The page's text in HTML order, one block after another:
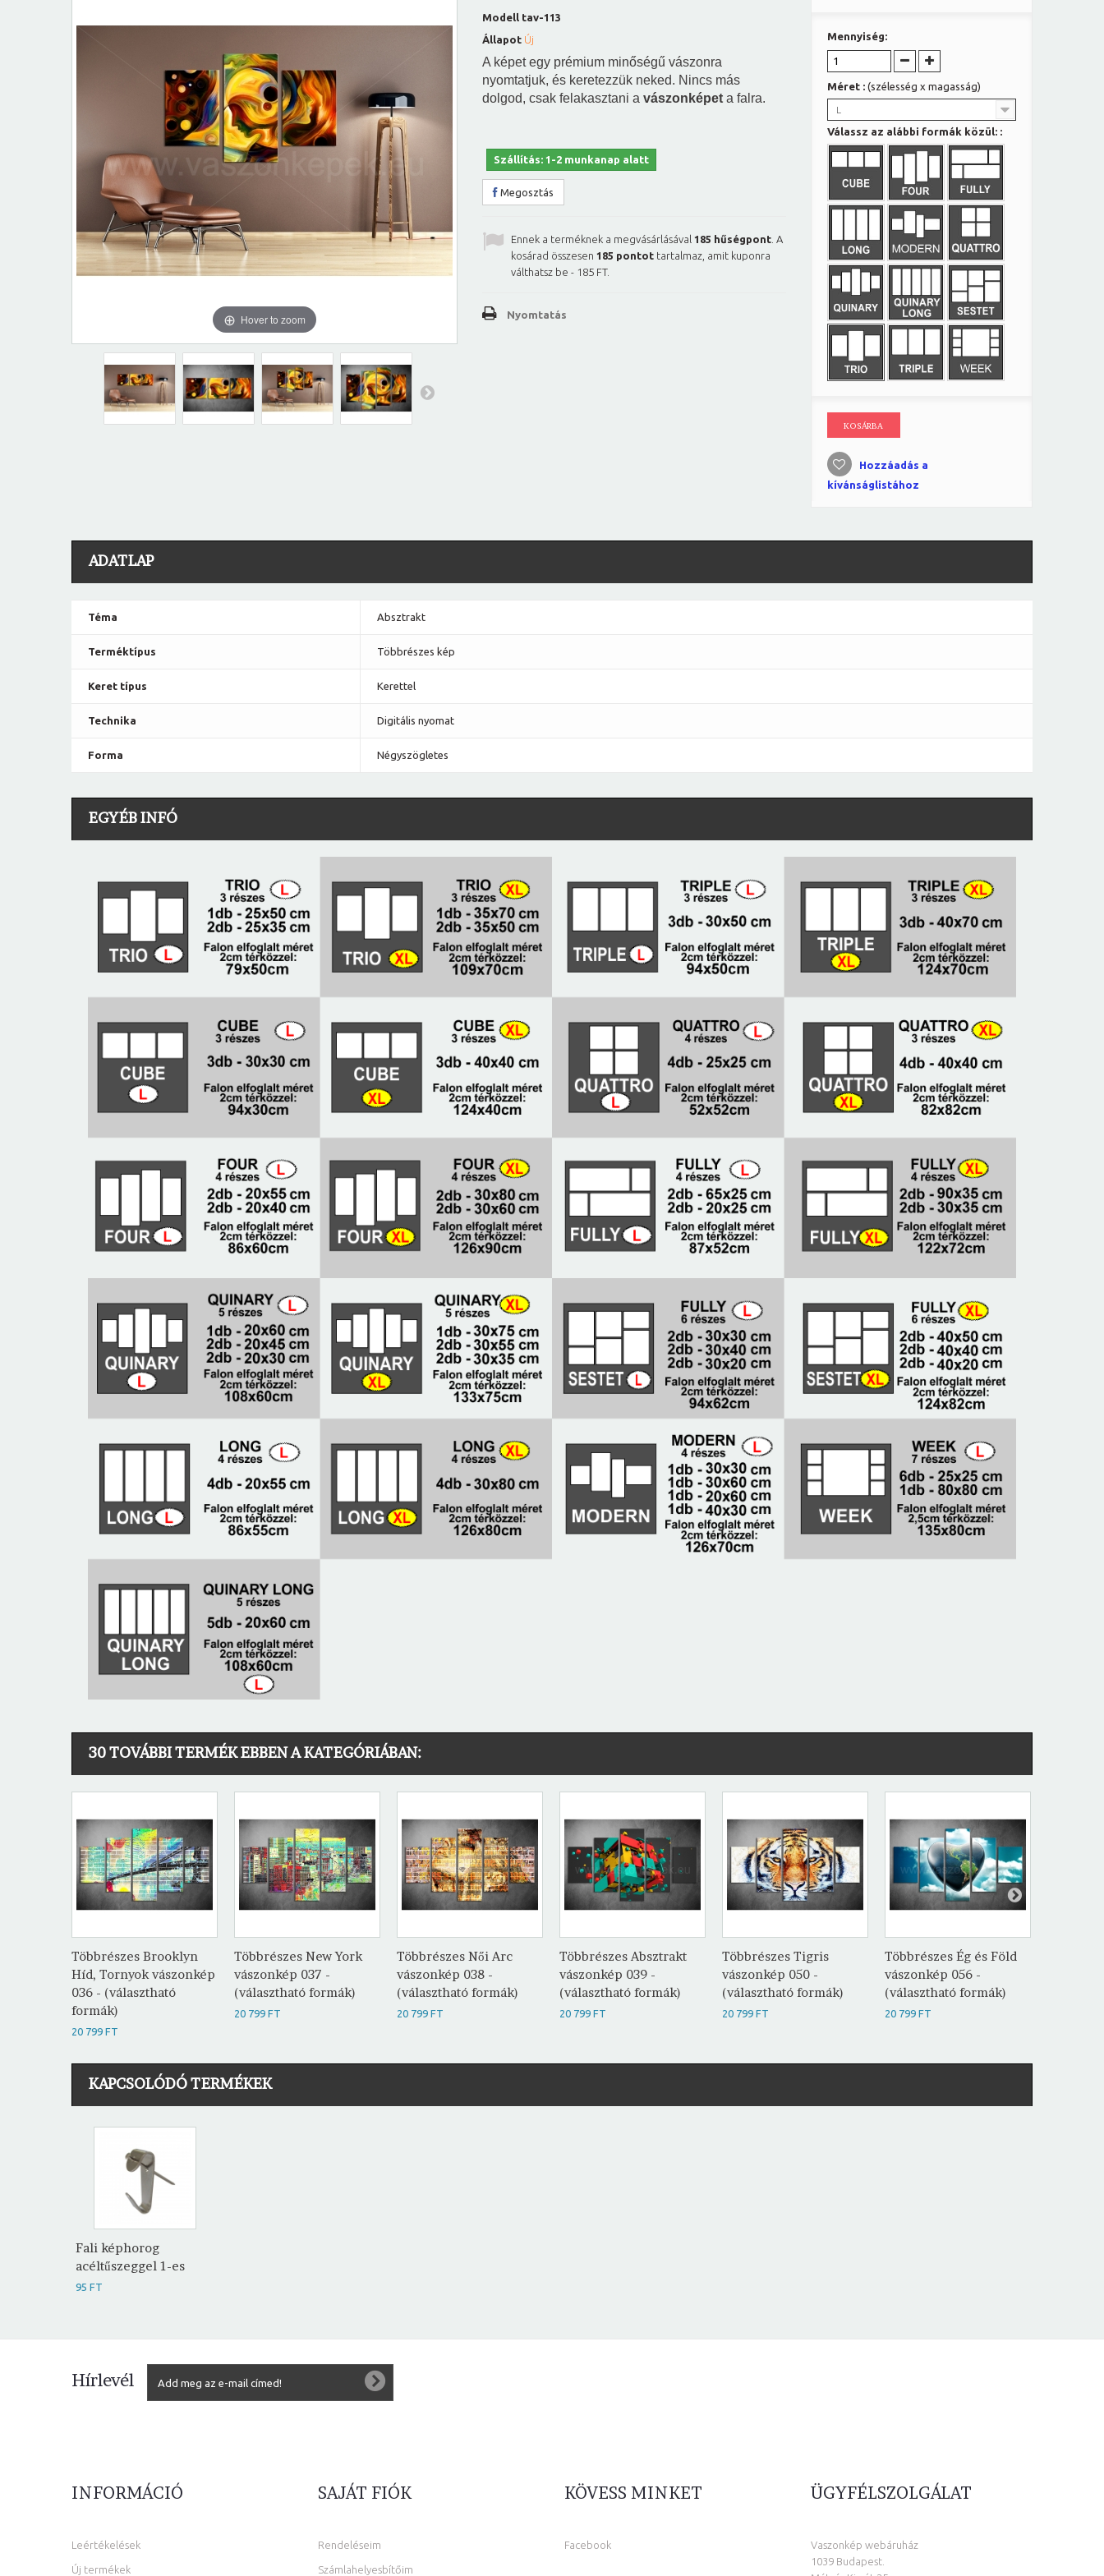
Hover to zoom
Modell tav-113
Állapot Új
A képet egy prémium minőségű vászonra
nyomtatjuk, és keretezzük neked. Nincs más
dolgod, csak felakasztani a vászonképet a falra.
Szállítás: 1-2 munkanap alatt
Megosztás
Ennek a terméknek a megvásárlásával 185 hűségpont . A
kosárad összesen 185 pontot tartalmaz, amit kuponra
válthatsz be - 185 FT.
Nyomtatás
Mennyiség:
Méret : (szélesség x magasság)
L
Válassz az alábbi formák közül: :
KOSÁRBA
Hozzáadás a
kívánságlistához
ADATLAP
Téma Absztrakt
Terméktípus Többrészes kép
Keret típus Kerettel
Technika Digitális nyomat
Forma Négyszögletes
EGYÉB INFÓ
30 TOVÁBBI TERMÉK EBBEN A KATEGÓRIÁBAN:
Többrészes Brooklyn
Híd, Tornyok vászonkép
036 - (választható
formák)
20 799 FT
Többrészes New York
vászonkép 037 -
(választható formák)
20 799 FT
Többrészes Női Arc
vászonkép 038 -
(választható formák)
20 799 FT
Többrészes Absztrakt
vászonkép 039 -
(választható formák)
20 799 FT
Többrészes Tigris
vászonkép 050 -
(választható formák)
20 799 FT
Többrészes Ég és Föld
vászonkép 056 -
(választható formák)
20 799 FT
KAPCSOLÓDÓ TERMÉKEK
Fali képhorog
acéltűszeggel 1-es
95 FT
Hírlevél
INFORMÁCIÓ
Leértékelések
Új termékek
SAJÁT FIÓK
Rendeléseim
Számlahelyesbítőim
KÖVESS MINKET
Facebook
ÜGYFÉLSZOLGÁLAT
Vaszonkép webáruház
1039 Budapest.